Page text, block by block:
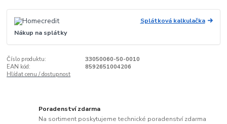
Splátková kalkulačka
Nákup na splátky
Číslo produktu:
33050060-50-0010
EAN kód:
8592651004206
Hlídat cenu / dostupnost
Poradenství zdarma
Na sortiment poskytujeme technické poradenství zdarma